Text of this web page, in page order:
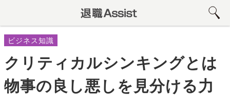
ビジネス知識
クリティカルシンキングとは
物事の良し悪しを見分ける力